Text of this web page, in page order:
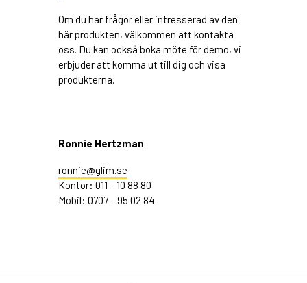
Om du har frågor eller intresserad av den
här produkten, välkommen att kontakta
oss. Du kan också boka möte för demo, vi
erbjuder att komma ut till dig och visa
produkterna.
Ronnie Hertzman
ronnie@glim.se
Kontor: 011 – 10 88 80
Mobil: 0707 – 95 02 84